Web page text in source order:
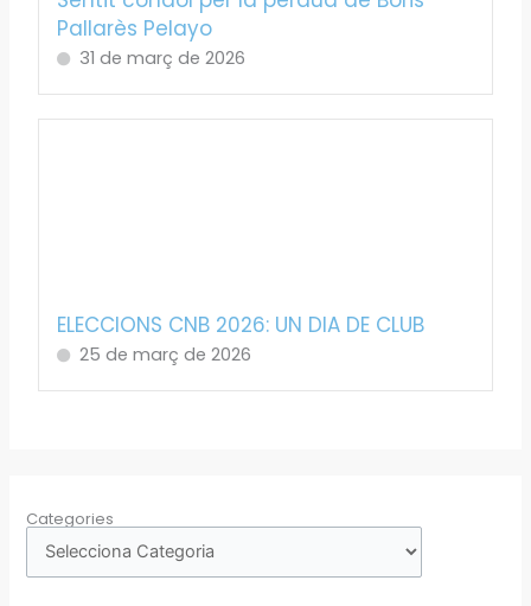
Pallarès Pelayo
31 de març de 2026
ELECCIONS CNB 2026: UN DIA DE CLUB
25 de març de 2026
Categories